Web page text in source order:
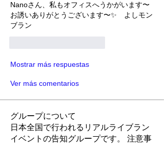
Nanoさん、私もオフィスへうかがいます〜
お誘いありがとうございます〜✨　よしモン
ブラン
Mostrar más respuestas
Ver más comentarios
グループについて
日本全国で行われるリアルライブラン
イベントの告知グループです。 注意事